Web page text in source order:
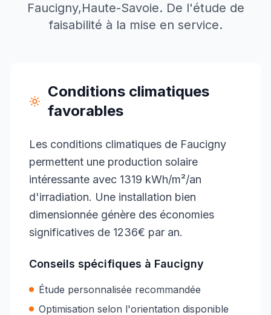
Faucigny,Haute-Savoie. De l'étude de
faisabilité à la mise en service.
Conditions climatiques
favorables
Les conditions climatiques de Faucigny
permettent une production solaire
intéressante avec 1319 kWh/m²/an
d'irradiation. Une installation bien
dimensionnée génère des économies
significatives de 1236€ par an.
Conseils spécifiques à Faucigny
Étude personnalisée recommandée
Optimisation selon l'orientation disponible